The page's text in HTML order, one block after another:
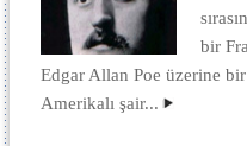
bir
Edgar Allan Poe üzerine
Amerikalı şair...